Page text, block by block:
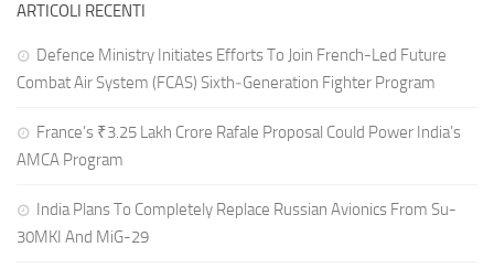
ARTICOLI RECENTI
Defence Ministry Initiates Efforts To Join French-Led Future
Combat Air System (FCAS) Sixth‑Generation Fighter Program
France’s ₹3.25 Lakh Crore Rafale Proposal Could Power India’s
AMCA Program
India Plans To Completely Replace Russian Avionics From Su-
30MKI And MiG-29